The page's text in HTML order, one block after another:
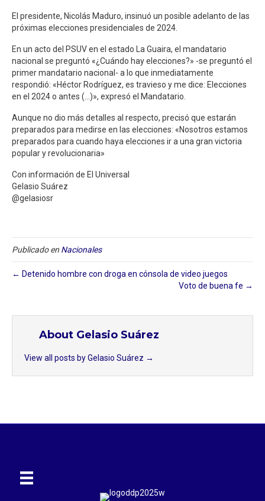
El presidente, Nicolás Maduro, insinuó un posible adelanto de las
próximas elecciones presidenciales de 2024.
En un acto del PSUV en el estado La Guaira, el mandatario
nacional se preguntó «¿Cuándo hay elecciones?» -se preguntó el
primer mandatario nacional- a lo que inmediatamente
respondió: «Héctor Rodríguez, es travieso y me dice: Elecciones
en el 2024 o antes (…)», expresó el Mandatario.
Aunque no dio más detalles al respecto, precisó que estarán
preparados para medirse en las elecciones: «Nosotros estamos
preparados para cuando haya elecciones ir a una gran victoria
popular y revolucionaria»
Con información de El Universal
Gelasio Suárez
@gelasiosr
Publicado en Nacionales
← Detenido hombre con droga en cónsola de video juegos
Voto de buena fe →
About Gelasio Suárez
View all posts by Gelasio Suárez →